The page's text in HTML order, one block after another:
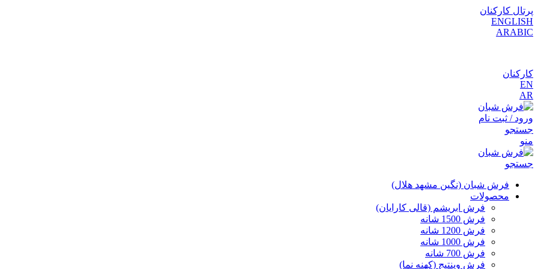
پرتال کارکنان
ENGLISH
ARABIC
کارکنان
EN
AR
ورود / ثبت نام
جستجو
منو
جستجو
فرش شبان (نگین مشهد هلال)
محصولات
فرش ابریشم (قالی کارایان)
فرش 1500 شانه
فرش 1200 شانه
فرش 1000 شانه
فرش 700 شانه
فرش وینتیج (کهنه نما)